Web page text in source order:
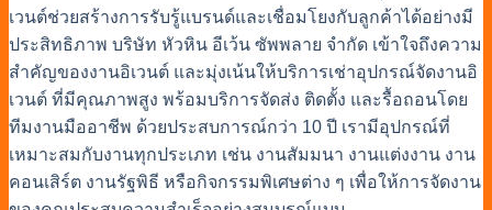
เวนต์ช่วยสร้างการรับรู้แบรนด์และเชื่อมโยงกับลูกค้าได้อย่างมี
ประสิทธิภาพ บริษัท หัวหิน อีเว้น ซัพพลาย จำกัด เข้าใจถึงความ
สำคัญของงานอิเวนต์ และมุ่งเน้นให้บริการเช่าอุปกรณ์จัดงานอิ
เวนต์ ที่มีคุณภาพสูง พร้อมบริการจัดส่ง ติดตั้ง และรื้อถอนโดย
ทีมงานมืออาชีพ ด้วยประสบการณ์กว่า 10 ปี เรามีอุปกรณ์ที่
เหมาะสมกับงานทุกประเภท เช่น งานสัมมนา งานแต่งงาน งาน
คอนเสิร์ต งานรัฐพิธี หรือกิจกรรมพิเศษต่าง ๆ เพื่อให้การจัดงาน